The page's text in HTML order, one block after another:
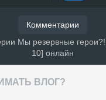
Комментарии
Мы резервные
10] онлайн
ВЛОГ?